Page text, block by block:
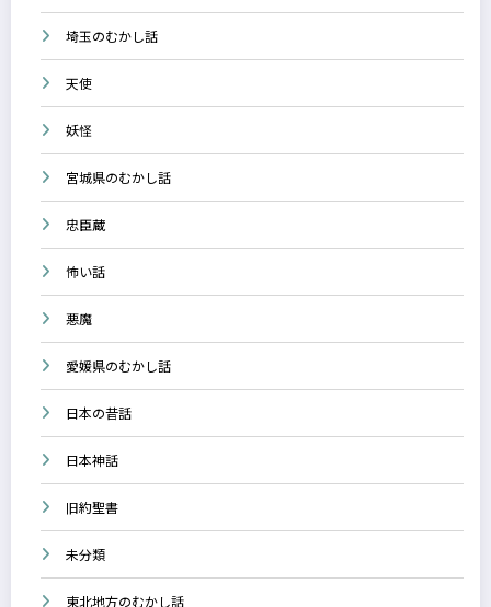
埼玉のむかし話
天使
妖怪
宮城県のむかし話
忠臣蔵
怖い話
悪魔
愛媛県のむかし話
日本の昔話
日本神話
旧約聖書
未分類
東北地方のむかし話